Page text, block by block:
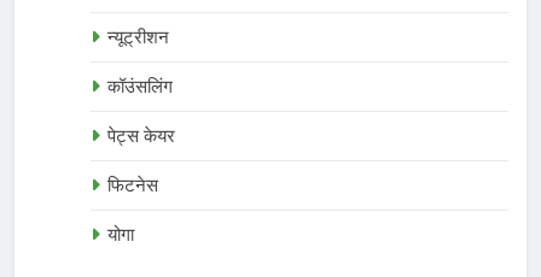
न्यूट्रीशन
कॉउंसलिंग
पेट्स केयर
फिटनेस
योगा